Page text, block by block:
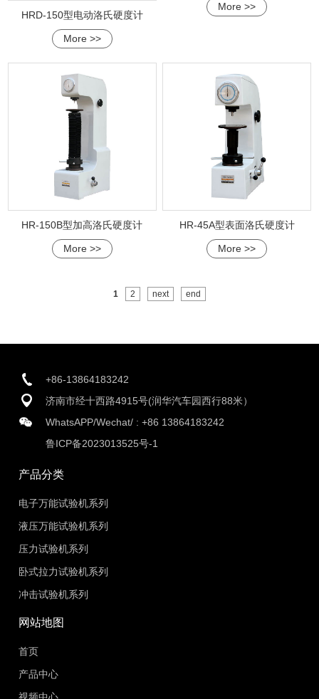
HRD-150型电动洛氏硬度计
More >>
More >>
HR-150B型加高洛氏硬度计
More >>
HR-45A型表面洛氏硬度计
More >>
1 2 next end
+86-13864183242
济南市经十西路4915号(润华汽车园西行88米）
WhatsAPP/Wechat/ :+86 13864183242
鲁ICP备2023013525号-1
产品分类
电子万能试验机系列
液压万能试验机系列
压力试验机系列
卧式拉力试验机系列
冲击试验机系列
网站地图
首页
产品中心